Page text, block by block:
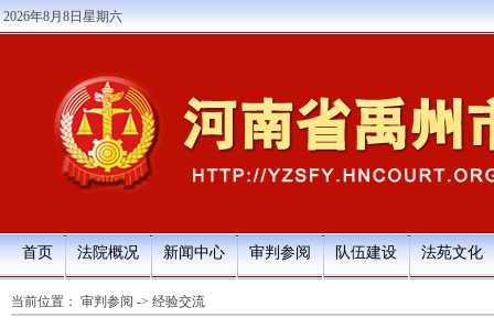
2026年8月8日星期六
首页 法院概况 新闻中心 审判参阅 队伍建设 法苑文化
当前位置： 审判参阅 -> 经验交流